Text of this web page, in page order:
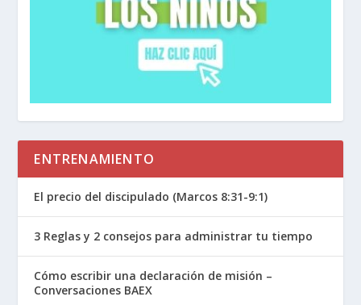
ENTRENAMIENTO
El precio del discipulado (Marcos 8:31-9:1)
3 Reglas y 2 consejos para administrar tu tiempo
Cómo escribir una declaración de misión –
Conversaciones BAEX